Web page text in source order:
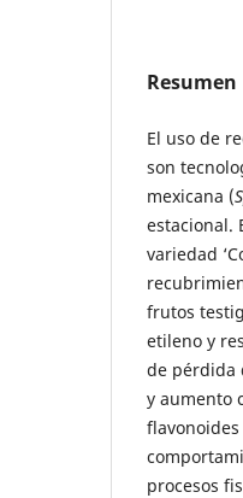
Resumen
El uso de
son
mexicana (
estacional.
variedad
frutos
etileno y
de pérdida
y aumento
procesos